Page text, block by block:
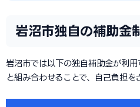
岩沼市独自の補助金
岩沼市では以下の独自補助金が利
と組み合わせることで、自己負担を